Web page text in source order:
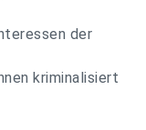
der
kriminalisiert